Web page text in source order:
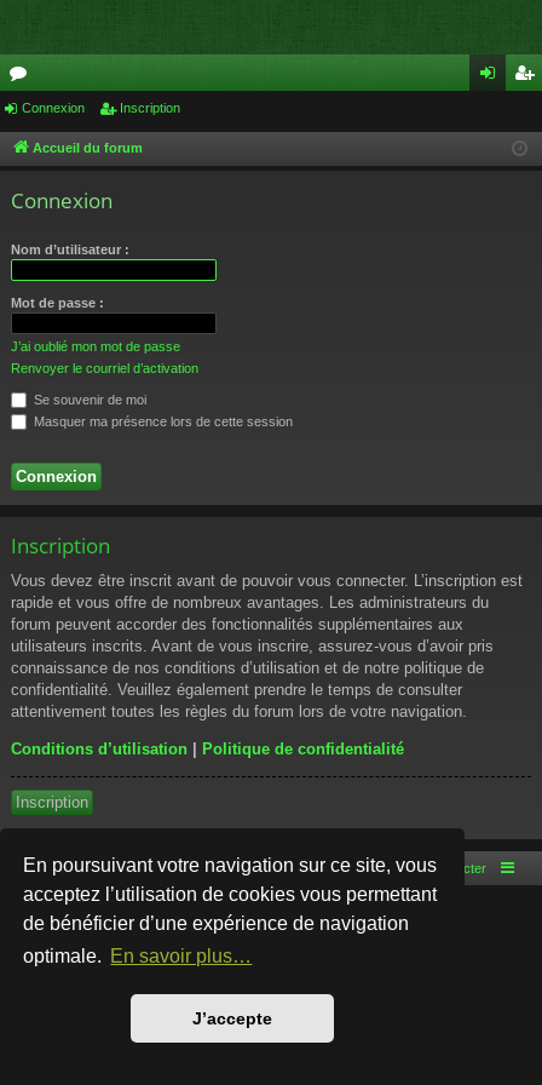
En poursuivant votre navigation sur ce site, vous
acceptez l’utilisation de cookies vous permettant
de bénéficier d’une expérience de navigation
optimale. En savoir plus…
J’accepte
or
u cri
Connexion Inscription
Accueil du forum
Connexion
Nom d’utilisateur :
Mot de passe :
J’ai oublié mon mot de passe
Renvoyer le courriel d’activation
Se souvenir de moi
Masquer ma présence lors de cette session
Inscription
Vous devez être inscrit avant de pouvoir vous connecter. L’inscription est
rapide et vous offre de nombreux avantages. Les administrateurs du
forum peuvent accorder des fonctionnalités supplémentaires aux
utilisateurs inscrits. Avant de vous inscrire, assurez-vous d’avoir pris
connaissance de nos conditions d’utilisation et de notre politique de
confidentialité. Veuillez également prendre le temps de consulter
attentivement toutes les règles du forum lors de votre navigation.
Conditions d’utilisation | Politique de confidentialité
Inscription
Accueil du forum Nous contacter
Développé parphpBB® Forum Software © phpBB Limited
Style par
Traduction française officielle